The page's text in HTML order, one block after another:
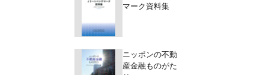
マーク資料集
ニッポンの不動
産金融ものがた